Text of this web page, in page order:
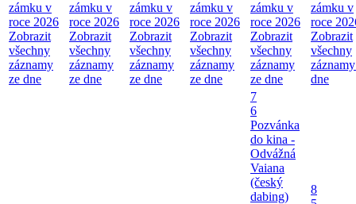
zámku v
roce 2026
Zobrazit
všechny
záznamy
ze dne
zámku v
roce 2026
Zobrazit
všechny
záznamy
ze dne
zámku v
roce 2026
Zobrazit
všechny
záznamy
ze dne
zámku v
roce 2026
Zobrazit
všechny
záznamy
ze dne
zámku v
roce 2026
Zobrazit
všechny
záznamy
ze dne
zámku v
roce
Zobrazit
všechny
dne
7
6
Pozvánka
do kina -
Odvážná
Vaiana
(český
dabing)
8